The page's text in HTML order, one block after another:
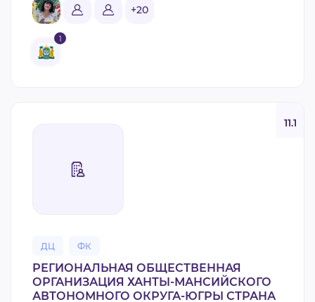
1
+20
ДЦ ФК
11.1
РЕГИОНАЛЬНАЯ ОБЩЕСТВЕННАЯ
ОРГАНИЗАЦИЯ ХАНТЫ-МАНСИЙСКОГО
АВТОНОМНОГО ОКРУГА-ЮГРЫ СТРАНА